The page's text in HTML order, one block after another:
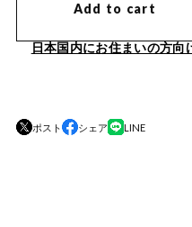
Add to cart
日本国内にお住まいの方向
ポスト シェア LINE